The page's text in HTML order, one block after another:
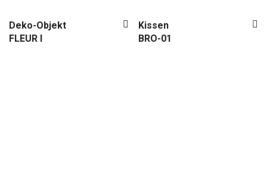
Wanddekoration
Deko-Objekt
FLEUR I
Kissen
BRO-01